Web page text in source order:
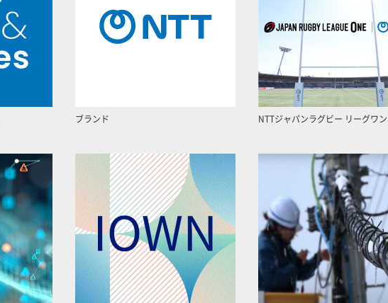
ブランド NTTジャパンラグビー リーグワン